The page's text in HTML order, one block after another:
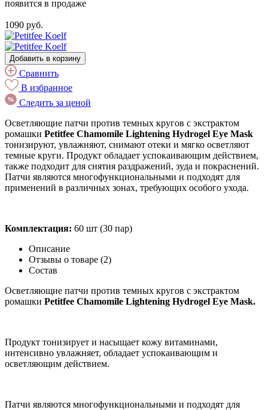
появится в продаже
1090 руб.
Добавить в корзину
Сравнить
В избранное
Следить за ценой
Осветляющие патчи против темных кругов с экстрактом
ромашки Petitfee Chamomile Lightening Hydrogel Eye Mask
тонизируют, увлажняют, снимают отеки и мягко осветляют
темные круги. Продукт обладает успокаивающим действием,
также подходит для снятия раздражений, зуда и покраснений.
Патчи являются многофункциональными и подходят для
применений в различных зонах, требующих особого ухода.
Комплектация: 60 шт (30 пар)
Описание
Отзывы о товаре (2)
Состав
Осветляющие патчи против темных кругов с экстрактом
ромашки Petitfee Chamomile Lightening Hydrogel Eye Mask.
Продукт тонизирует и насыщает кожу витаминами,
интенсивно увлажняет, обладает успокаивающим и
осветляющим действием.
Патчи являются многофункциональными и подходят для